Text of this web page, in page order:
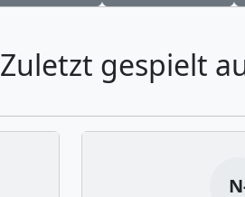
Zuletzt gespielt